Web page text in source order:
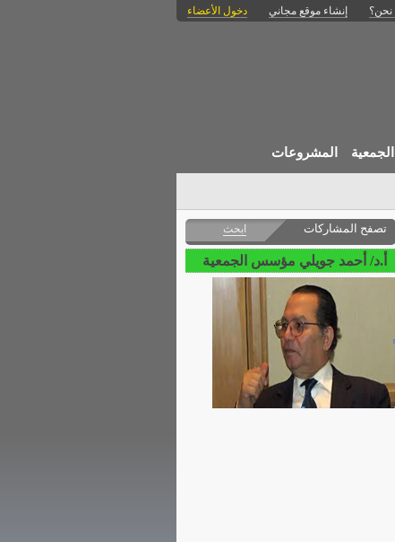
إنشاء موقع مجاني دخول الأعضاء
المشروعات
تصفح المشاركات ابحث
أ.د/ أحمد جويلي مؤسس الجمعية